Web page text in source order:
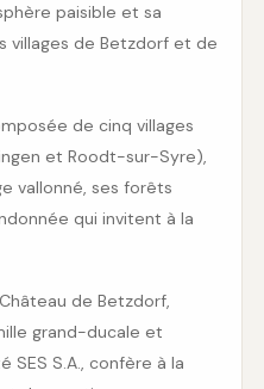
paisible et sa
villages de Betzdorf et de
de cinq villages
et Roodt-sur-Syre),
vallonné, ses forêts
qui invitent à la
de Betzdorf,
grand-ducale et
SES S.A., confère à la